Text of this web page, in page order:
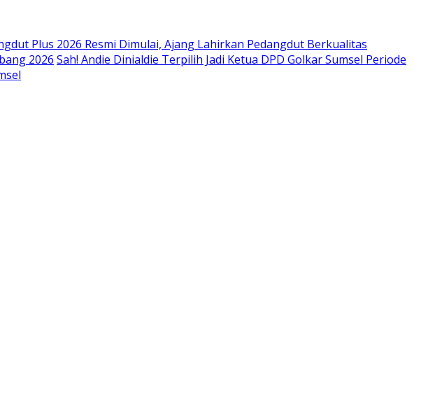
Plus 2026 Resmi Dimulai, Ajang Lahirkan Pedangdut Berkualitas
2026 Sah! Andie Dinialdie Terpilih Jadi Ketua DPD Golkar Sumsel Periode